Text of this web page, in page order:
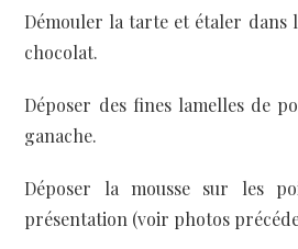
Démouler la tarte et étaler dans
chocolat.
Déposer des fines lamelles de
ganache.
Déposer la mousse sur les
présentation (voir photos